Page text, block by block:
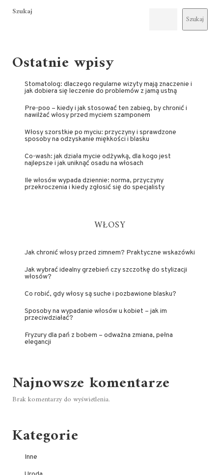
Szukaj
Szukaj
Ostatnie wpisy
Stomatolog: dlaczego regularne wizyty mają znaczenie i
jak dobiera się leczenie do problemów z jamą ustną
Pre-poo – kiedy i jak stosować ten zabieg, by chronić i
nawilżać włosy przed myciem szamponem
Włosy szorstkie po myciu: przyczyny i sprawdzone
sposoby na odzyskanie miękkości i blasku
Co-wash: jak działa mycie odżywką, dla kogo jest
najlepsze i jak uniknąć osadu na włosach
Ile włosów wypada dziennie: norma, przyczyny
przekroczenia i kiedy zgłosić się do specjalisty
WŁOSY
Jak chronić włosy przed zimnem? Praktyczne wskazówki
Jak wybrać idealny grzebień czy szczotkę do stylizacji
włosów?
Co robić, gdy włosy są suche i pozbawione blasku?
Sposoby na wypadanie włosów u kobiet – jak im
przeciwdziałać?
Fryzury dla pań z bobem – odważna zmiana, pełna
elegancji
Najnowsze komentarze
Brak komentarzy do wyświetlenia.
Kategorie
Inne